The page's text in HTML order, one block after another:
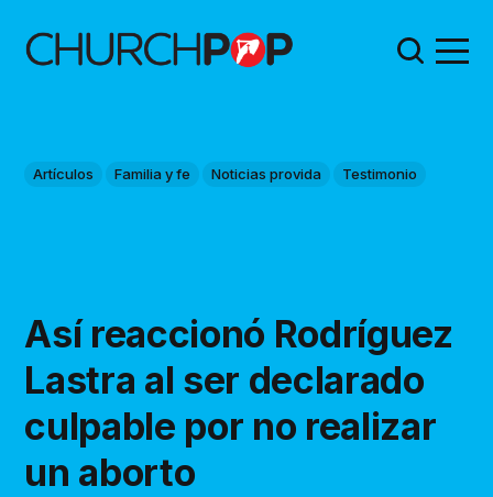
Artículos Familia y fe Noticias provida Testimonio
Así reaccionó Rodríguez
Lastra al ser declarado
culpable por no realizar
un aborto